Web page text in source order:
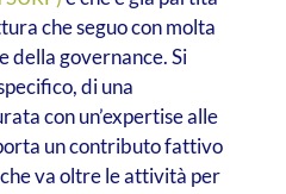
che seguo con molta
della governance. Si
di una
con un’expertise alle
un contributo fattivo
va oltre le attività per